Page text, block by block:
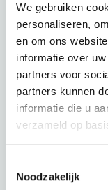
We gebruiken
personaliseren,
en om ons
informatie over
partners voor
partners kunnen
informatie die u
verzameld op
Noodzakelijk
Offerte of
Wil je een
Stop dit
vraag een